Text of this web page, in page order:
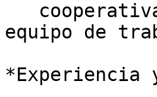
equipo de
*Experiencia